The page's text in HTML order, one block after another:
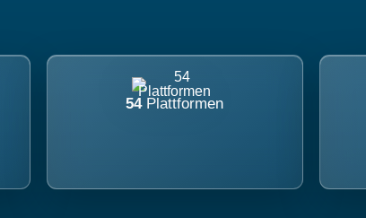
54 Plattformen